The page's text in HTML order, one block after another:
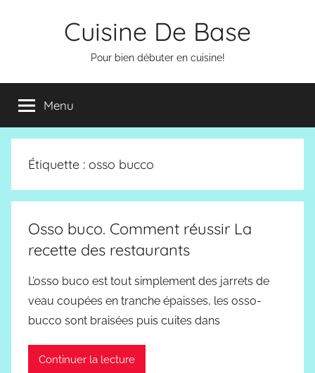
Cuisine De Base
Pour bien débuter en cuisine!
Menu
Étiquette : osso bucco
Osso buco. Comment réussir La
recette des restaurants
L’osso buco est tout simplement des jarrets de
veau coupées en tranche épaisses, les osso-
bucco sont braisées puis cuites dans
Continuer la lecture